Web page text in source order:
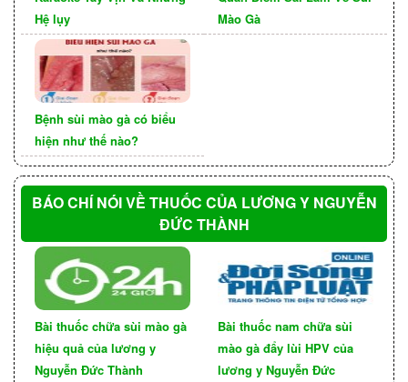
Thuốc Tây chữa sùi mào gà ở
mắt
Hiện nay, có nhiều loại thuốc chữa trị sùi mào gà
ở mắt, được chia thành 2 nhóm chính:
Hệ lụy
Mào Gà
Bệnh sùi mào gà có biểu
hiện như thế nào?
BÁO CHÍ NÓI VỀ THUỐC CỦA LƯƠNG Y NGUYỄN
ĐỨC THÀNH
Bài thuốc chữa sùi mào gà
hiệu quả của lương y
Nguyễn Đức Thành
Bài thuốc nam chữa sùi
mào gà đẩy lùi HPV của
lương y Nguyễn Đức